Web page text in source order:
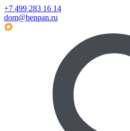
+7 499 283 16 14
dom@benpan.ru